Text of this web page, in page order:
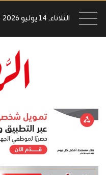
الثلاثاء, 14 يوليو 2026